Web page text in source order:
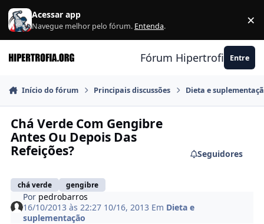
Ir para conteúdo
Acessar app
Navegue melhor pelo fórum. Entenda. ×
Fórum Hipertrofia.org
Entre
Início do fórum Principais discussões Dieta e
Chá Verde Com Gengibre
Antes Ou Depois Das
Refeições?
chá verde gengibre
Seguidores
Por pedrobarros
16/10/2013 às 22:27 10/16, 2013 Em Dieta e
suplementação